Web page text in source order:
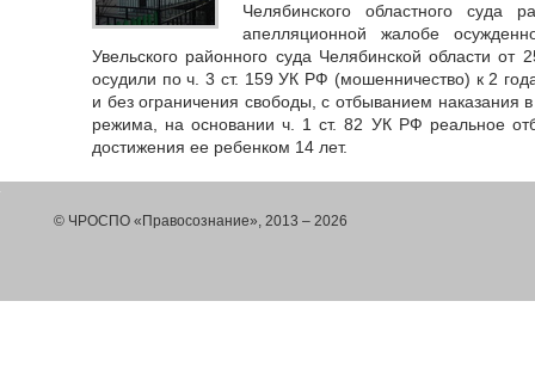
Челябинского областного суда
апелляционной жалобе
Увельского районного суда Челябинской области
осудили по ч. 3 ст. 159 УК РФ (мошенничество) к 2
и без ограничения свободы, с отбыванием наказания
режима, на основании ч. 1 ст. 82 УК РФ реальное
достижения ее ребенком 14 лет.
© ЧРОСПО «Правосознание», 2013 – 2026